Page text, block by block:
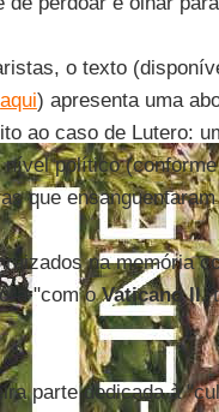
o texto
aqui) apresenta uma
ao caso de Lutero:
político
que
na memória
"com oVaticano II,
parte dedicada à